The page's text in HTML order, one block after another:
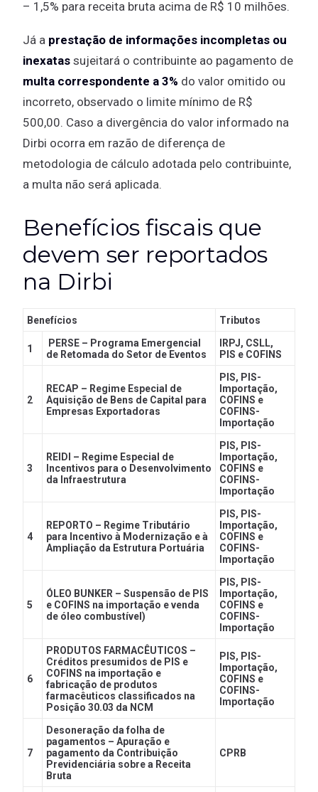
– 1,5% para receita bruta acima de R$ 10 milhões.
Já a prestação de informações incompletas ou
inexatas sujeitará o contribuinte ao pagamento de
multa correspondente a 3% do valor omitido ou
incorreto, observado o limite mínimo de R$
500,00. Caso a divergência do valor informado na
Dirbi ocorra em razão de diferença de
metodologia de cálculo adotada pelo contribuinte,
a multa não será aplicada.
Benefícios fiscais que
devem ser reportados
na Dirbi
Benefícios Tributos
1
PERSE – Programa Emergencial
de Retomada do Setor de Eventos
IRPJ, CSLL,
PIS e COFINS
2
RECAP – Regime Especial de
Aquisição de Bens de Capital para
Empresas Exportadoras
PIS, PIS-
Importação,
COFINS e
COFINS-
Importação
3
REIDI – Regime Especial de
Incentivos para o Desenvolvimento
da Infraestrutura
PIS, PIS-
Importação,
COFINS e
COFINS-
Importação
4
REPORTO – Regime Tributário
para Incentivo à Modernização e à
Ampliação da Estrutura Portuária
PIS, PIS-
Importação,
COFINS e
COFINS-
Importação
5
ÓLEO BUNKER – Suspensão de PIS
e COFINS na importação e venda
de óleo combustível)
PIS, PIS-
Importação,
COFINS e
COFINS-
Importação
6
PRODUTOS FARMACÊUTICOS –
Créditos presumidos de PIS e
COFINS na importação e
fabricação de produtos
farmacêuticos classificados na
Posição 30.03 da NCM
PIS, PIS-
Importação,
COFINS e
COFINS-
Importação
7
Desoneração da folha de
pagamentos – Apuração e
pagamento da Contribuição
Previdenciária sobre a Receita
Bruta
CPRB